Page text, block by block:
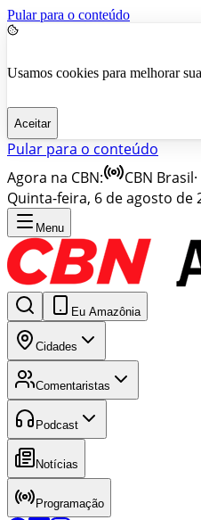
Pular para o conteúdo
Usamos cookies para melhorar
Aceitar
Pular para o conteúdo
Agora na CBN:
CBN Brasil·
Quinta-feira, 6 de agosto de
Menu
Eu Amazônia
Cidades
Comentaristas
Podcast
Notícias
Programação